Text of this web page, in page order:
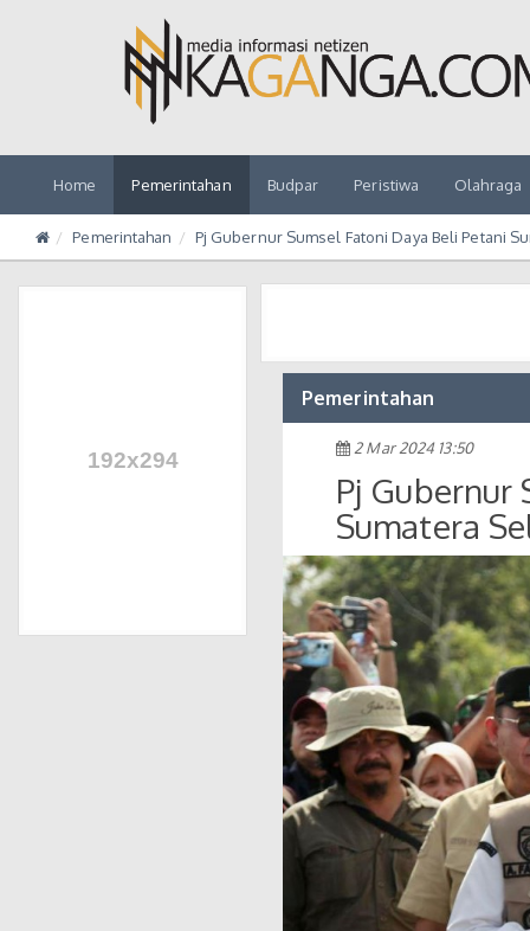
Home Pemerintahan Budpar Peristiwa Olahraga
Pemerintahan Pj Gubernur Sumsel Fatoni Daya Beli Petani
Pemerintahan
2 Mar 2024 13:50
Pj Gubernur
Sumatera